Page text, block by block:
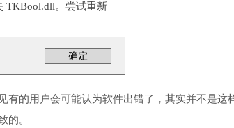
TKBool.dll。尝试重新
有的用户会可能认为软件出错了，其实并不是这
的。